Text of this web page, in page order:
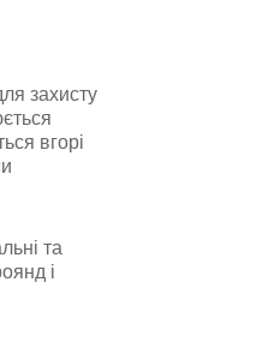
захисту
вгорі
та
і